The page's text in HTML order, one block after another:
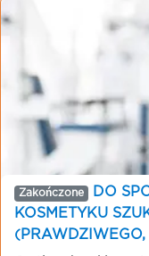
Zakończone
DO
KOSMETYKU